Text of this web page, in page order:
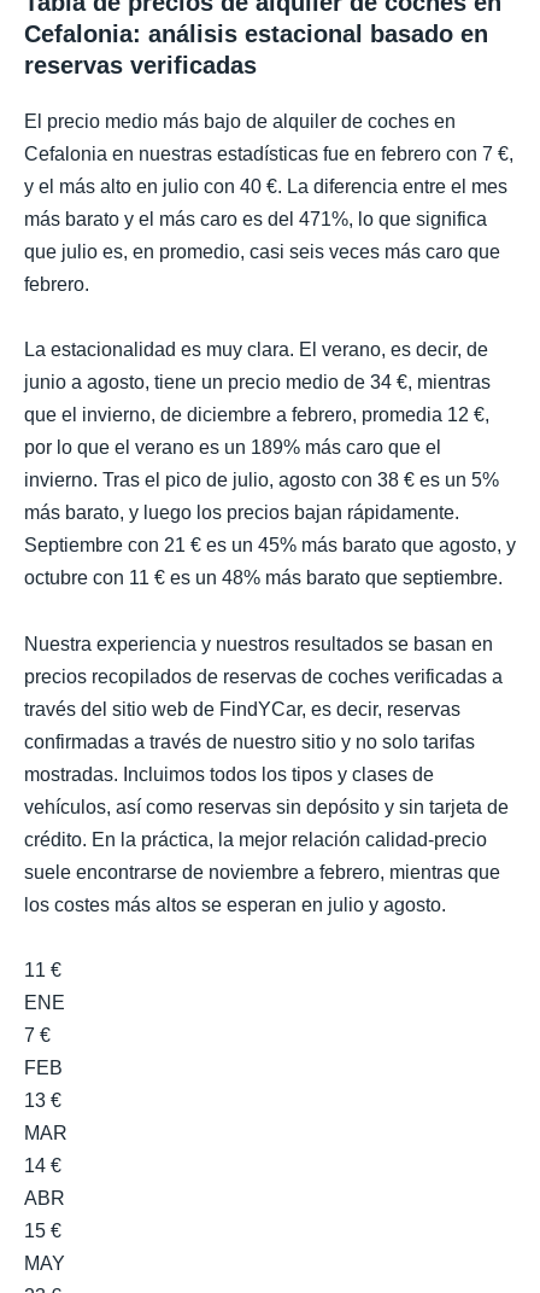
Cefalonia: análisis estacional basado en
reservas verificadas
El precio medio más bajo de alquiler de coches en
Cefalonia en nuestras estadísticas fue en febrero con 7 €,
y el más alto en julio con 40 €. La diferencia entre el mes
más barato y el más caro es del 471%, lo que significa
que julio es, en promedio, casi seis veces más caro que
febrero.
La estacionalidad es muy clara. El verano, es decir, de
junio a agosto, tiene un precio medio de 34 €, mientras
que el invierno, de diciembre a febrero, promedia 12 €,
por lo que el verano es un 189% más caro que el
invierno. Tras el pico de julio, agosto con 38 € es un 5%
más barato, y luego los precios bajan rápidamente.
Septiembre con 21 € es un 45% más barato que agosto, y
octubre con 11 € es un 48% más barato que septiembre.
Nuestra experiencia y nuestros resultados se basan en
precios recopilados de reservas de coches verificadas a
través del sitio web de FindYCar, es decir, reservas
confirmadas a través de nuestro sitio y no solo tarifas
mostradas. Incluimos todos los tipos y clases de
vehículos, así como reservas sin depósito y sin tarjeta de
crédito. En la práctica, la mejor relación calidad-precio
suele encontrarse de noviembre a febrero, mientras que
los costes más altos se esperan en julio y agosto.
11 €
ENE
7 €
FEB
13 €
MAR
14 €
ABR
15 €
MAY